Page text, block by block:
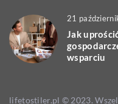
21
Jak
wsparciu
lifetostiler.pl © 2023.